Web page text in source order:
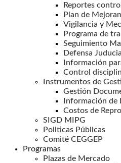
Reportes
Plan de
Vigilancia y
Programa de
Seguimiento
Defensa Juducial
Información
Control
Instrumentos de
Gestión
Información de
Costos de
SIGD MIPG
Politicas Públicas
Comité CEGGEP
Programas
Plazas de Mercado